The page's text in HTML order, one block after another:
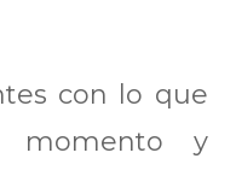
con lo que
momento y